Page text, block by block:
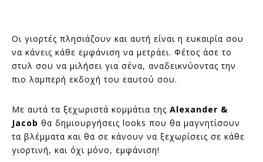
Οι γιορτές πλησιάζουν και αυτή είναι η ευκαιρία σου
να κάνεις κάθε εμφάνιση να μετράει. Φέτος άσε το
στυλ σου να μιλήσει για σένα, αναδεικνύοντας την
πιο λαμπερή εκδοχή του εαυτού σου.
Με αυτά τα ξεχωριστά κομμάτια της Alexander &
Jacob θα δημιουργήσεις looks που θα μαγνητίσουν
τα βλέμματα και θα σε κάνουν να ξεχωρίσεις σε κάθε
γιορτινή, και όχι μόνο, εμφάνιση!